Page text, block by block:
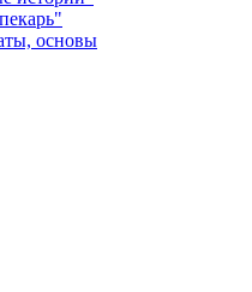
основы